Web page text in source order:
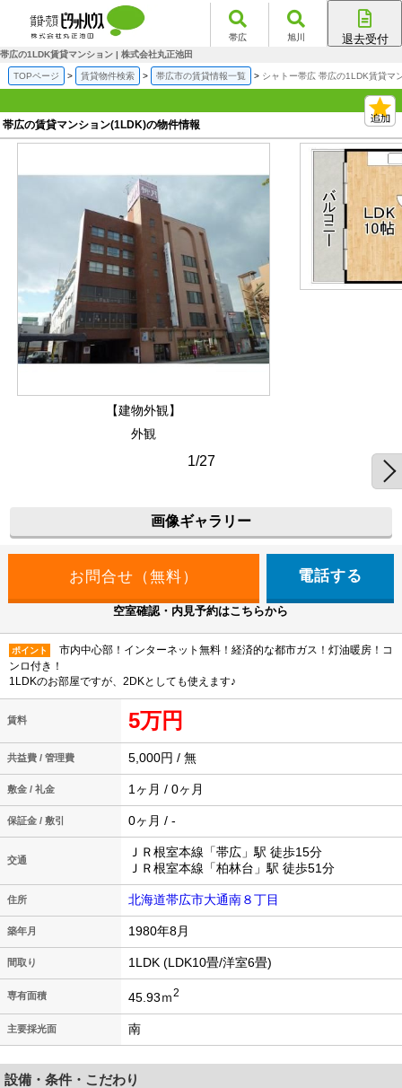
帯広 旭川 退去受付
帯広の1LDK賃貸マンション | 株式会社丸正池田
TOPページ 賃貸物件検索 帯広市の賃貸情報一覧 シャトー帯広 帯広の1LDK賃貸マ
帯広の賃貸マンション(1LDK)の物件情報
【建物外観】
外観
1/27
画像ギャラリー
電話する
空室確認・内見予約はこちらから
ポイント
市内中心部！インターネット無料！経済的な都市ガス！灯油暖房！コ
ンロ付き！
1LDKのお部屋ですが、2DKとしても使えます♪
賃料 5万円
共益費 / 管理費 5,000円 / 無
敷金 / 礼金 1ヶ月 / 0ヶ月
保証金 / 敷引 0ヶ月 / -
交通
ＪＲ根室本線「帯広」駅 徒歩15分
ＪＲ根室本線「柏林台」駅 徒歩51分
住所 北海道帯広市大通南８丁目
築年月 1980年8月
間取り 1LDK (LDK10畳/洋室6畳)
専有面積 45.93ｍ2
主要採光面 南
設備・条件・こだわり